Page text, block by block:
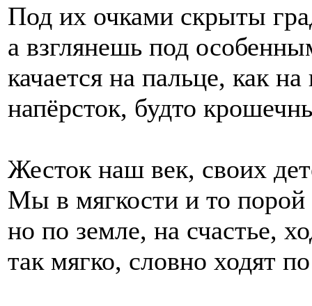
Под их очками скрыты
а взглянешь под
качается на пальце, как на
напёрсток, будто
Жесток наш век, своих
Мы в мягкости и то порой
но по земле, на счастье,
так мягко, словно ходят